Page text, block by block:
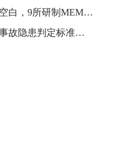
填补该领域技术空白，9所研制MEMS磁通门传感器
《工贸企业重大事故隐患判定标准》新规5月15日实施，释放大量气体传感器需求